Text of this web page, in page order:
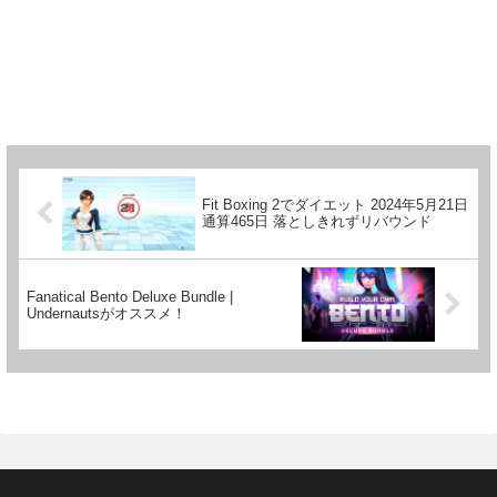
Fit Boxing 2でダイエット 2024年5月21日
通算465日 落としきれずリバウンド
Fanatical Bento Deluxe Bundle |
Undernautsがオススメ！